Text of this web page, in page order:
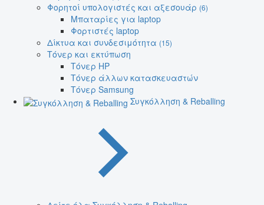
Φορητοί υπολογιστές και αξεσουάρ (6)
Μπαταρίες για laptop
Φορτιστές laptop
Δίκτυα και συνδεσιμότητα (15)
Τόνερ και εκτύπωση
Τόνερ HP
Τόνερ άλλων κατασκευαστών
Τόνερ Samsung
Συγκόλληση & Reballing